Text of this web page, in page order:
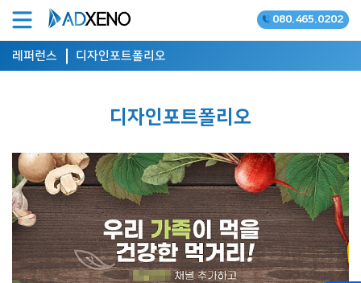
온라인광고 공식대행사 080.465.0202
레퍼런스 디자인포트폴리오
디자인포트폴리오